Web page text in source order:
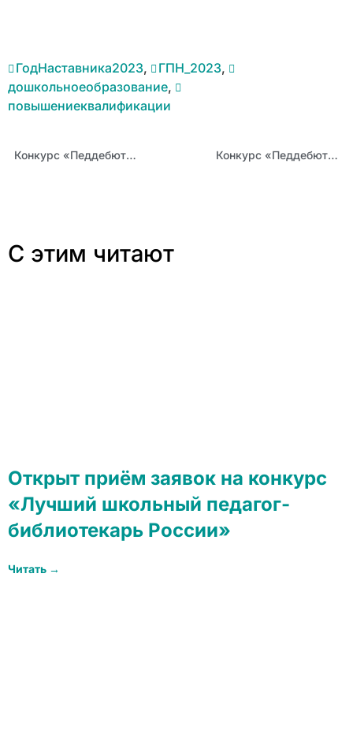
ГодНаставника2023, ГПН_2023,
дошкольноеобразование,
повышениеквалификации
Конкурс «Педдебют – 2023»: победитель заочного этапа из Рубцовского района Варсеник Степанян Конкурс «Педдебют – 2023»: победитель заочного этапа из Камня-на-Оби Александра Стурова
С этим читают
Открыт приём заявок на конкурс
«Лучший школьный педагог-
библиотекарь России»
Читать →